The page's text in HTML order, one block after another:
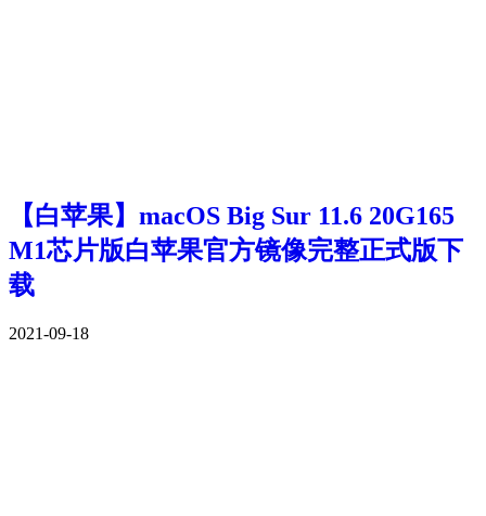
【白苹果】macOS Big Sur 11.6 20G165
M1芯片版白苹果官方镜像完整正式版下
载
2021-09-18